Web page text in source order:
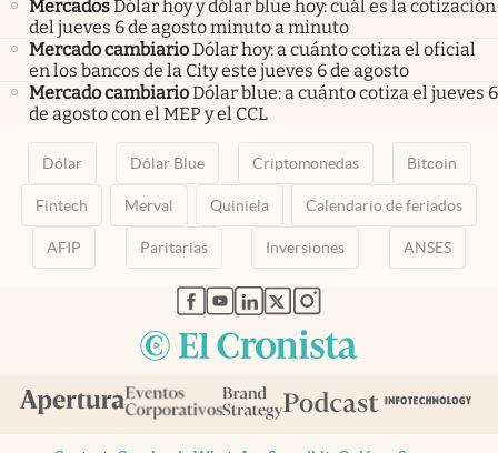
MercadosDólar hoy y dólar blue hoy: cuál es la cotización
del jueves 6 de agosto minuto a minuto
Mercado cambiarioDólar hoy: a cuánto cotiza el oficial
en los bancos de la City este jueves 6 de agosto
Mercado cambiarioDólar blue: a cuánto cotiza el jueves 6
de agosto con el MEP y el CCL
Dólar Dólar Blue Criptomonedas Bitcoin
Fintech Merval Quiniela Calendario de feriados
AFIP Paritarias Inversiones ANSES
abre en nueva pestaña
abre en nueva pestaña
abre en nueva pestaña
abre en nueva pestaña
abre en nueva pestaña